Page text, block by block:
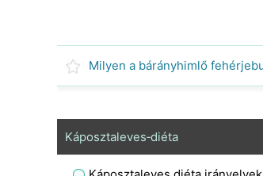
Káposztaleves‑diéta